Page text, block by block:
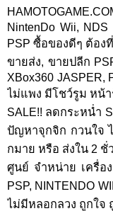
NintenDo Wii, NDS
PSP ซื้อของดีๆ ต้อง
ขายส่ง, ขายปลีก
XBox360 JASPER,
ไม่แพง มีโชว์รูม หน้
SALE!! ลดกระหน่ำ
ปัญหาจุกจิก กวนใจ
กมาย หรือ ส่งใน 2 ชั่
ศูนย์ จำหน่าย เครื่อง
PSP, NINTENDO
ไม่มีหลอกลวง ถูกใจ